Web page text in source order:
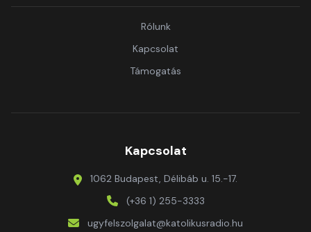
Rólunk
Kapcsolat
Támogatás
Kapcsolat
1062 Budapest, Délibáb u. 15.-17.
(+36 1) 255-3333
ugyfelszolgalat@katolikusradio.hu